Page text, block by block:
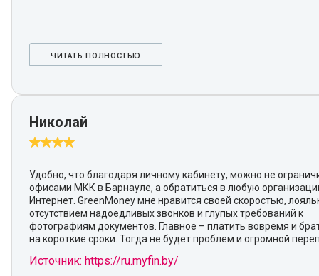
ЧИТАТЬ ПОЛНОСТЬЮ
Николай
Удобно, что благодаря личному кабинету, можно не
офисами МКК в Барнауле, а обратиться в любую
Интернет. GreenMoney мне нравится своей скоростью,
отсутствием надоедливых звонков и глупых требований к
фотографиям документов. Главное – платить вовремя и
на короткие сроки. Тогда не будет проблем и огромной
Источник: https://ru.myfin.by/